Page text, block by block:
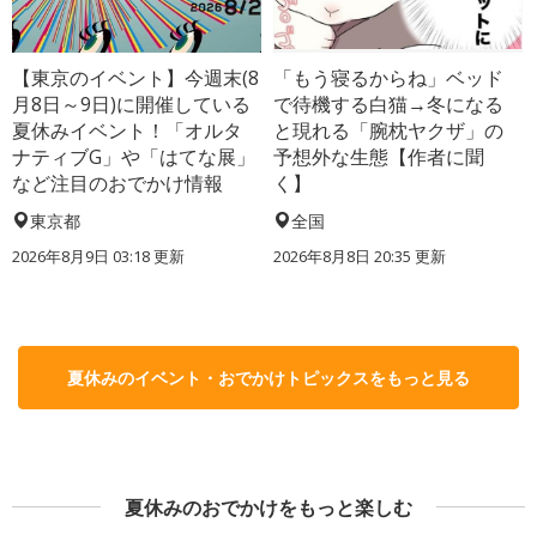
【東京のイベント】今週末(8
月8日～9日)に開催している
夏休みイベント！「オルタ
ナティブG」や「はてな展」
など注目のおでかけ情報
東京都
2026年8月9日 03:18更新
「もう寝るからね」ベッド
で待機する白猫→冬になる
と現れる「腕枕ヤクザ」の
予想外な生態【作者に聞
く】
全国
2026年8月8日 20:35 更新
夏休みのイベント・おでかけトピックスをもっと見る
夏休みのおでかけをもっと楽しむ